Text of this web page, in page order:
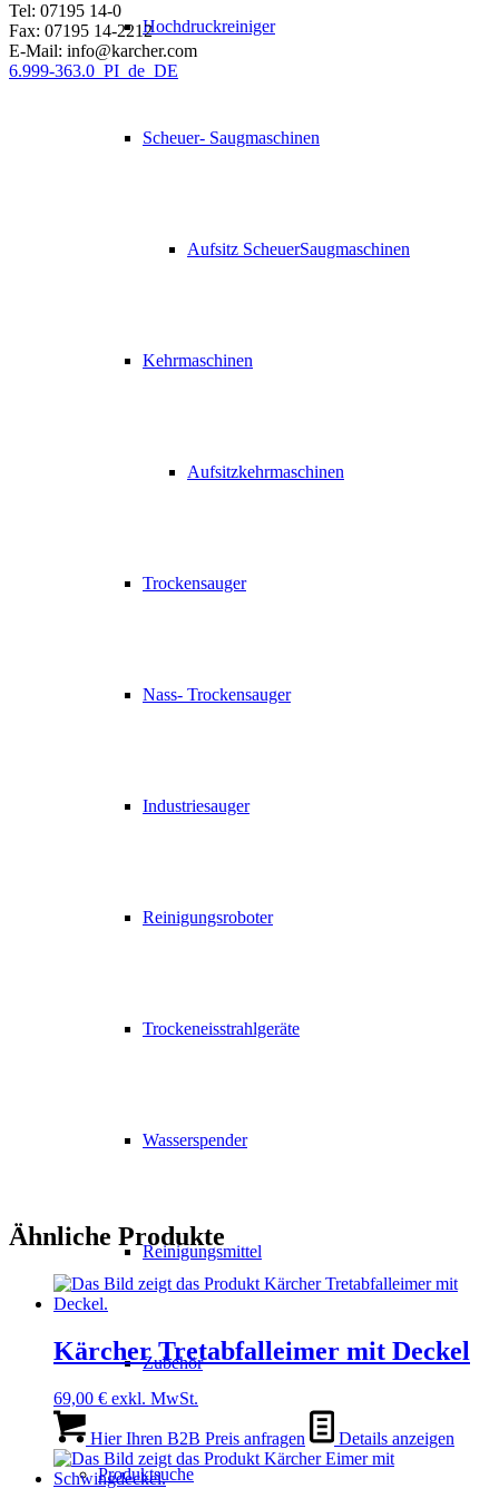
Hochdruckreiniger
Scheuer- Saugmaschinen
Aufsitz ScheuerSaugmaschinen
Kehrmaschinen
Aufsitzkehrmaschinen
Trockensauger
Nass- Trockensauger
Industriesauger
Reinigungsroboter
Trockeneisstrahlgeräte
Wasserspender
Reinigungsmittel
Zubehör
Produktsuche
Tel: 07195 14-0
Fax: 07195 14-2212
E-Mail: info@karcher.com
6.999-363.0_PI_de_DE
Ähnliche Produkte
Kärcher Tretabfalleimer mit Deckel
69,00 € exkl. MwSt.
Hier Ihren B2B Preis anfragen Details anzeigen